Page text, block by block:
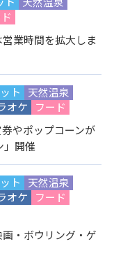
業時間を拡大しま
ト
天然温泉
オケ
フード
やポップコーンが
」開催
ト
天然温泉
オケ
フード
・ボウリング・ゲ